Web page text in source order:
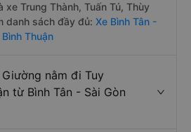
xe Trung Thành, Tuấn Tú, Thùy
danh sách đầy đủ: Xe Bình Tân -
Thuận
Giường nằm đi Tuy
từ Bình Tân - Sài Gòn